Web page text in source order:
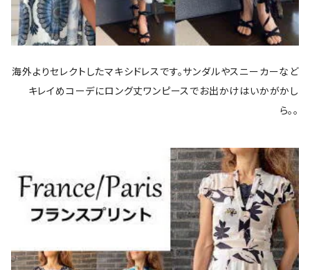
海外よりセレクトしたマキシドレスです。サンダルやスニーカーなど
キレイめコーデにロング丈ワンピースでお出かけはいかがかし
ら。。